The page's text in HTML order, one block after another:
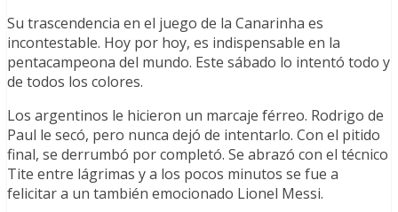
Su trascendencia en el juego de la Canarinha es
incontestable. Hoy por hoy, es indispensable en la
pentacampeona del mundo. Este sábado lo intentó todo y
de todos los colores.
Los argentinos le hicieron un marcaje férreo. Rodrigo de
Paul le secó, pero nunca dejó de intentarlo. Con el pitido
final, se derrumbó por completó. Se abrazó con el técnico
Tite entre lágrimas y a los pocos minutos se fue a
felicitar a un también emocionado Lionel Messi.